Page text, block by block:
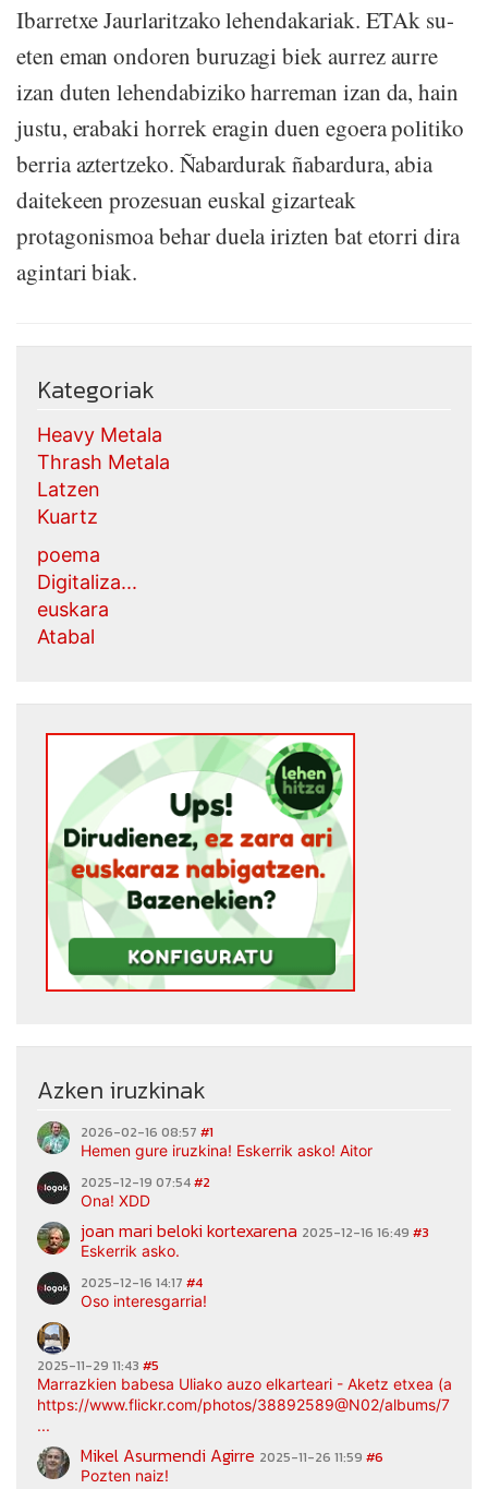
Ibarretxe Jaurlaritzako lehendakariak. ETAk su-
eten eman ondoren buruzagi biek aurrez aurre
izan duten lehendabiziko harreman izan da, hain
justu, erabaki horrek eragin duen egoera politiko
berria aztertzeko. Ñabardurak ñabardura, abia
daitekeen prozesuan euskal gizarteak
protagonismoa behar duela irizten bat etorri dira
agintari biak.
Kategoriak
Heavy Metala
Thrash Metala
Latzen
Kuartz
poema
Digitaliza...
euskara
Atabal
Azken iruzkinak
2026-02-16 08:57 #1
Hemen gure iruzkina! Eskerrik asko! Aitor
2025-12-19 07:54#2
Ona! XDD
joan mari beloki kortexarena 2025-12-16 16:49 #3
Eskerrik asko.
2025-12-16 14:17 #4
Oso interesgarria!
2025-11-29 11:43 #5
Marrazkien babesa Uliako auzo elkarteari - Aketz etxea
https://www.flickr.com/photos/38892589@N02/albums/
...
Mikel Asurmendi Agirre 2025-11-26 11:59 #6
Pozten naiz!